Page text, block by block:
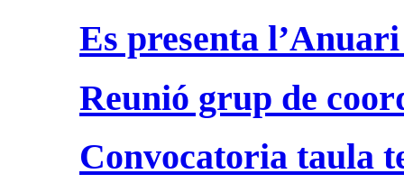
Es presenta
Reunió grup de
Convocatoria taula